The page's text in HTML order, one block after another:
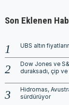
Son Eklenen
UBS altın
Dow Jones ve
duraksadı, çip
Hidromas,
sürdürüyor